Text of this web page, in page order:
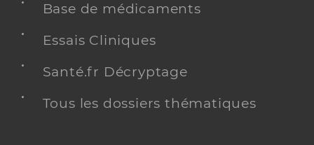
Base de médicaments
Essais Cliniques
Santé.fr Décryptage
Tous les dossiers thématiques